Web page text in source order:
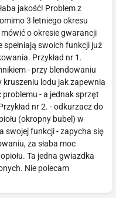
jakość! Problem z
3 letniego okresu
o okresie gwarancji
swoich funkcji już
Przykład nr 1.
- przy blendowaniu
kruszeniu lodu jak zapewnia
- a jednak sprzęt
nr 2. - odkurzacz do
(okropny bubel) w
swojej funkcji - zapycha się
za słaba moc
Ta jedna gwiazdka
Nie polecam